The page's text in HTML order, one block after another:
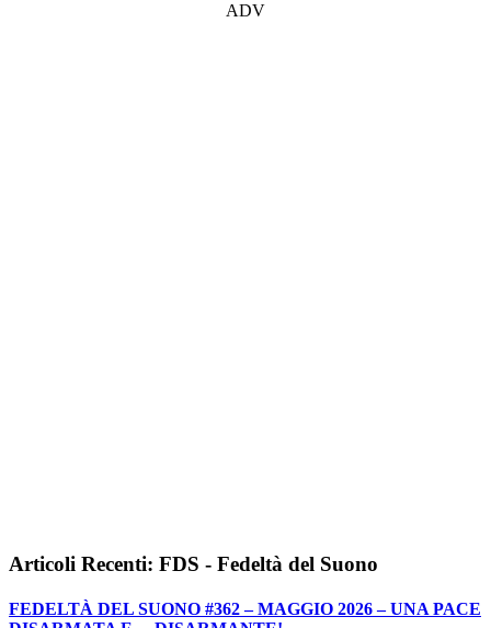
ADV
Articoli Recenti: FDS - Fedeltà del Suono
FEDELTÀ DEL SUONO #362 – MAGGIO 2026 – UNA PACE